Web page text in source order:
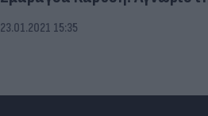
23.01.2021 15:35